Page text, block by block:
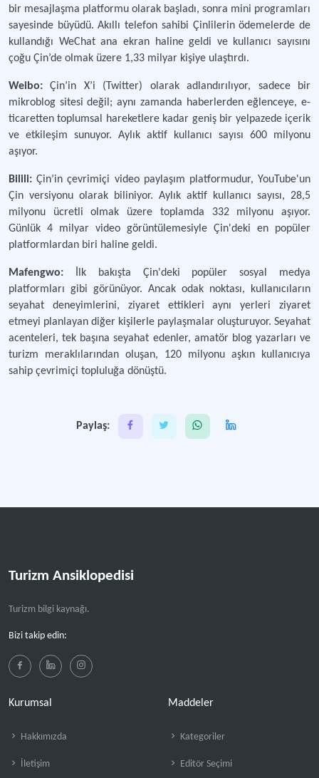
bir mesajlaşma platformu olarak başladı, sonra mini programları
sayesinde büyüdü. Akıllı telefon sahibi Çinlilerin ödemelerde de
kullandığı WeChat ana ekran haline geldi ve kullanıcı sayısını
çoğu Çin’de olmak üzere 1,33 milyar kişiye ulaştırdı.
Weibo: Çin’in X’i (Twitter) olarak adlandırılıyor, sadece bir
mikroblog sitesi değil; aynı zamanda haberlerden eğlenceye, e-
ticaretten toplumsal hareketlere kadar geniş bir yelpazede içerik
ve etkileşim sunuyor. Aylık aktif kullanıcı sayısı 600 milyonu
aşıyor.
Bilili: Çin’in çevrimiçi video paylaşım platformudur, YouTube'un
Çin versiyonu olarak biliniyor. Aylık aktif kullanıcı sayısı, 28,5
milyonu ücretli olmak üzere toplamda 332 milyonu aşıyor.
Günlük 4 milyar video görüntülemesiyle Çin'deki en popüler
platformlardan biri haline geldi.
Mafengwo: İlk bakışta Çin'deki popüler sosyal medya
platformları gibi görünüyor. Ancak odak noktası, kullanıcıların
seyahat deneyimlerini, ziyaret ettikleri aynı yerleri ziyaret
etmeyi planlayan diğer kişilerle paylaşmalar oluşturuyor. Seyahat
acenteleri, tek başına seyahat edenler, amatör blog yazarları ve
turizm meraklılarından oluşan, 120 milyonu aşkın kullanıcıya
sahip çevrimiçi topluluğa dönüştü.
Paylaş:
Turizm Ansiklopedisi
Turizm bilgi kaynağı.
Bizi takip edin:
Kurumsal
Hakkımızda
İletişim
Maddeler
Kategoriler
Editör Seçimi